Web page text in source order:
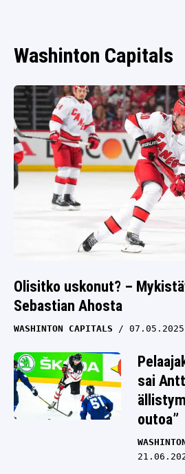
Washinton Capitals
Olisitko uskonut? –
Sebastian Ahosta
WASHINTON CAPITALS 07.05.2025
sai
outoa”